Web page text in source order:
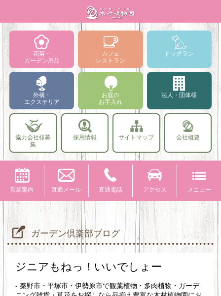
花苗・
ガーデン用品
カフェ
レストラン
ドッグラン
外構・
エクステリア
お庭の
お手入れ
法人・団体様
協力会社様募
集
採用情報 サイトマップ 会社概要
営業案内 直通メール 直通電話 アクセス メニュー
ガーデン倶楽部ブログ
ジニアもねっ！いいでしょー
- 秦野市・平塚市・伊勢原市で観葉植物・多肉植物・ガーデ